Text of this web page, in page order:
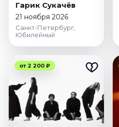
Гарик Сукачёв
21 ноября 2026
Санкт-Петербург,
Юбилейный
от 2 200 ₽